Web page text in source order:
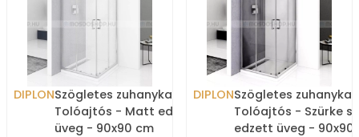
DIPLONSzögletes zuhanykabin -
Tolóajtós - Matt edzett
üveg - 90x90 cm
DIPLONSzögletes
Tolóajtós - Szürke
edzett üveg - 90x90